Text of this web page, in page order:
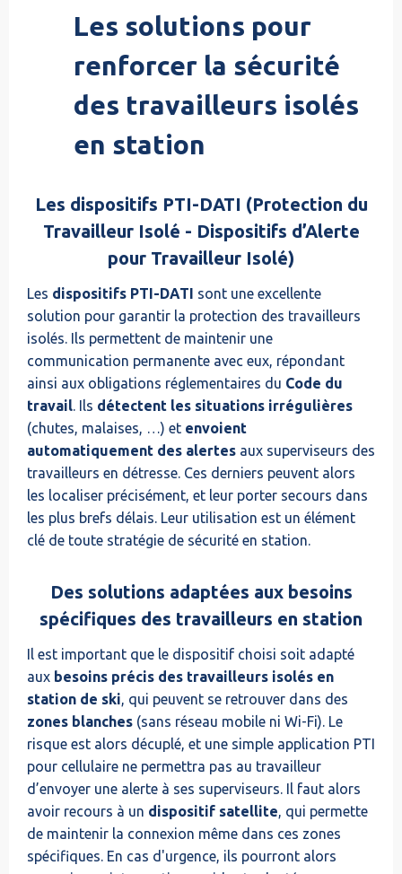
Les solutions pour
renforcer la sécurité
des travailleurs isolés
en station
Les dispositifs PTI-DATI (Protection du
Travailleur Isolé - Dispositifs d’Alerte
pour Travailleur Isolé)
Les dispositifs PTI-DATI
sont une excellente
solution pour garantir la protection des travailleurs
isolés. Ils permettent de maintenir une
communication permanente avec eux, répondant
ainsi aux obligations réglementaires du Code du
travail. Ils détectent les situations irrégulières
(chutes, malaises, …) et envoient
automatiquement des alertes aux superviseurs des
travailleurs en détresse. Ces derniers peuvent alors
les localiser précisément, et leur porter secours dans
les plus brefs délais. Leur utilisation est un élément
clé de toute stratégie de sécurité en station.
Des solutions adaptées aux besoins
spécifiques des travailleurs en station
Il est important que le dispositif choisi soit adapté
aux besoins précis des travailleurs isolés en
station de ski, qui peuvent se retrouver dans des
zones blanches (sans réseau mobile ni Wi-Fi). Le
risque est alors décuplé, et une simple application PTI
pour cellulaire ne permettra pas au travailleur
d’envoyer une alerte à ses superviseurs. Il faut alors
avoir recours à un dispositif satellite, qui permette
de maintenir la connexion même dans ces zones
spécifiques. En cas d'urgence, ils pourront alors